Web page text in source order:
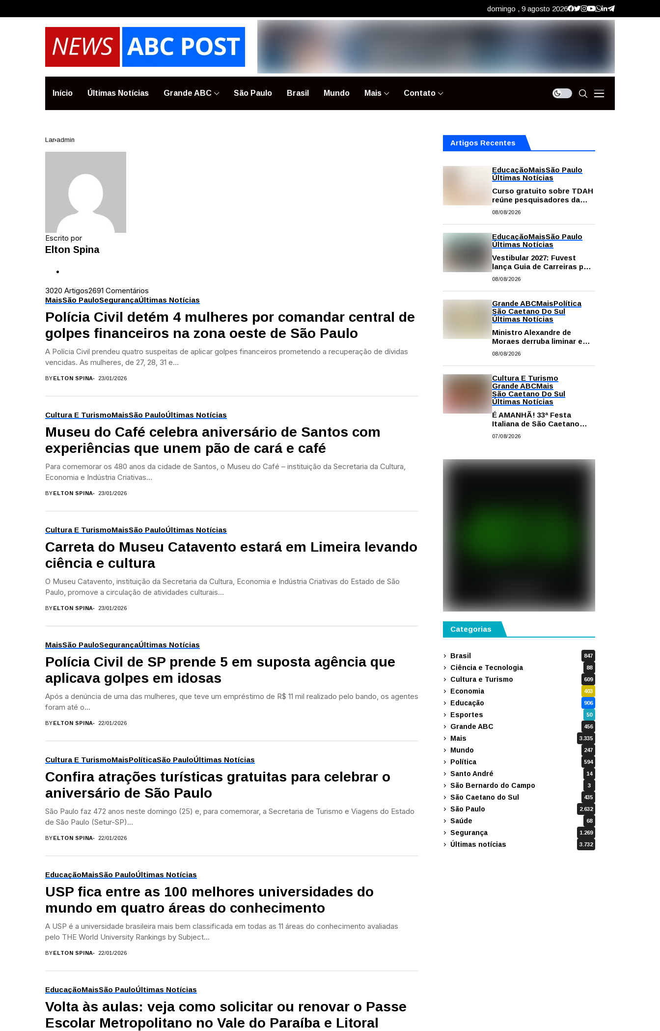
domingo , 9 agosto 2026
Início Últimas Notícias Grande ABC São Paulo Brasil Mundo Mais Contato
Lar admin
Escrito por
Elton Spina
3020 Artigos2691 Comentários
MaisSão PauloSegurançaÚltimas Notícias
Polícia Civil detém 4 mulheres por comandar central de
golpes financeiros na zona oeste de São Paulo
A Polícia Civil prendeu quatro suspeitas de aplicar golpes financeiros prometendo a recuperação de dívidas
vencidas. As mulheres, de 27, 28, 31 e...
BYELTON SPINA 23/01/2026
Cultura E TurismoMaisSão PauloÚltimas Notícias
Museu do Café celebra aniversário de Santos com
experiências que unem pão de cará e café
Para comemorar os 480 anos da cidade de Santos, o Museu do Café – instituição da Secretaria da Cultura,
Economia e Indústria Criativas...
BYELTON SPINA 23/01/2026
Cultura E TurismoMaisSão PauloÚltimas Notícias
Carreta do Museu Catavento estará em Limeira levando
ciência e cultura
O Museu Catavento, instituição da Secretaria da Cultura, Economia e Indústria Criativas do Estado de São
Paulo, promove a circulação de atividades culturais...
BYELTON SPINA 23/01/2026
MaisSão PauloSegurançaÚltimas Notícias
Polícia Civil de SP prende 5 em suposta agência que
aplicava golpes em idosas
Após a denúncia de uma das mulheres, que teve um empréstimo de R$ 11 mil realizado pelo bando, os agentes
foram até o...
BYELTON SPINA 22/01/2026
Cultura E TurismoMaisPolíticaSão PauloÚltimas Notícias
Confira atrações turísticas gratuitas para celebrar o
aniversário de São Paulo
São Paulo faz 472 anos neste domingo (25) e, para comemorar, a Secretaria de Turismo e Viagens do Estado
de São Paulo (Setur-SP)...
BYELTON SPINA 22/01/2026
EducaçãoMaisSão PauloÚltimas Notícias
USP fica entre as 100 melhores universidades do
mundo em quatro áreas do conhecimento
A USP é a universidade brasileira mais bem classificada em todas as 11 áreas do conhecimento avaliadas
pelo THE World University Rankings by Subject...
BYELTON SPINA 22/01/2026
EducaçãoMaisSão PauloÚltimas Notícias
Volta às aulas: veja como solicitar ou renovar o Passe
Escolar Metropolitano no Vale do Paraíba e Litoral
Artigos Recentes
EducaçãoMaisSão Paulo
Últimas Notícias
Curso gratuito sobre TDAH
reúne pesquisadores da
USP; veja como se
08/08/2026
EducaçãoMaisSão Paulo
Últimas Notícias
Vestibular 2027: Fuvest
lança Guia de Carreiras para
auxiliar candidatos na
08/08/2026
Grande ABCMaisPolítica
São Caetano Do Sul
Últimas Notícias
Ministro Alexandre de
Moraes derruba liminar e
restabelece andamento de
contra vereador Matheus
Gianello
08/08/2026
Cultura E Turismo
Grande ABCMais
São Caetano Do Sul
Últimas Notícias
É AMANHÃ! 33ª Festa
Italiana de São Caetano
começa neste sábado com
07/08/2026
Categorias
Brasil 847
Ciência e Tecnologia 88
Cultura e Turismo 609
Economia 403
Educação 906
Esportes 50
Grande ABC 456
Mais 3.335
Mundo 247
Política 594
Santo André 14
São Bernardo do Campo 3
São Caetano do Sul 435
São Paulo 2.632
Saúde 68
Segurança 1.269
Últimas notícias 3.732